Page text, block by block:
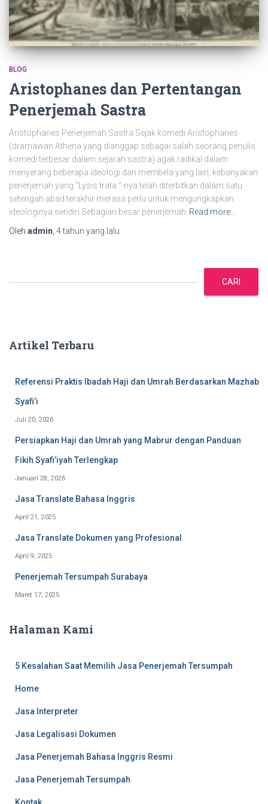
BLOG
Aristophanes dan Pertentangan
Penerjemah Sastra
Aristophanes Penerjemah Sastra Sejak komedi Aristophanes
(dramawan Athena yang dianggap sebagai salah seorang penulis
komedi terbesar dalam sejarah sastra) agak radikal dalam
menyerang beberapa ideologi dan membela yang lain, kebanyakan
penerjemah yang “Lysis trata “-nya telah diterbitkan dalam satu
setengah abad terakhir merasa perlu untuk mengungkapkan
ideologinya sendiri.Sebagian besar penerjemah Read more…
Oleh admin 4 tahun yang lalu
a
CARI
Artikel Terbaru
Referensi Praktis Ibadah Haji dan Umrah Berdasarkan Mazhab
Syafi’i
Juli 20, 2026
Persiapkan Haji dan Umrah yang Mabrur dengan Panduan
Fikih Syafi’iyah Terlengkap
Januari 28, 2026
Jasa Translate Bahasa Inggris
April 21, 2025
Jasa Translate Dokumen yang Profesional
April 9, 2025
Penerjemah Tersumpah Surabaya
Maret 17, 2025
Halaman Kami
5 Kesalahan Saat Memilih Jasa Penerjemah Tersumpah
Home
Jasa Interpreter
Jasa Legalisasi Dokumen
Jasa Penerjemah Bahasa Inggris Resmi
Jasa Penerjemah Tersumpah
Kontak